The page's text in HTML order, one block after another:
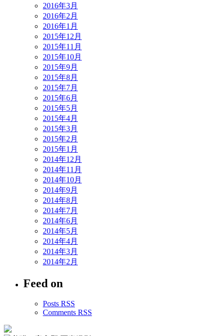
2016年3月
2016年2月
2016年1月
2015年12月
2015年11月
2015年10月
2015年9月
2015年8月
2015年7月
2015年6月
2015年5月
2015年4月
2015年3月
2015年2月
2015年1月
2014年12月
2014年11月
2014年10月
2014年9月
2014年8月
2014年7月
2014年6月
2014年5月
2014年4月
2014年3月
2014年2月
Feed on
Posts RSS
Comments RSS